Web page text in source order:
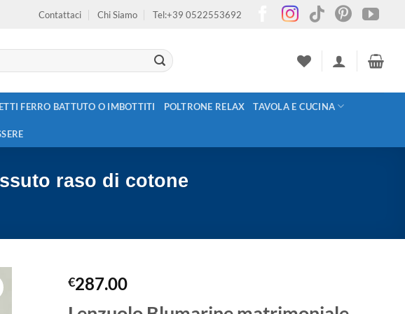
Contattaci Chi Siamo Tel:+39 0522553692
FERRO BATTUTO O IMBOTTITI POLTRONE RELAX TAVOLA E CUCINA
raso di cotone
€287.00